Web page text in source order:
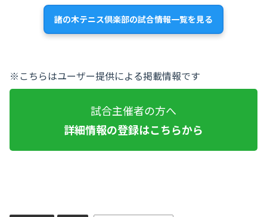
諸の木テニス倶楽部の試合情報一覧を見る
※こちらはユーザー提供による掲載情報です
試合主催者の方へ
詳細情報の登録はこちらから